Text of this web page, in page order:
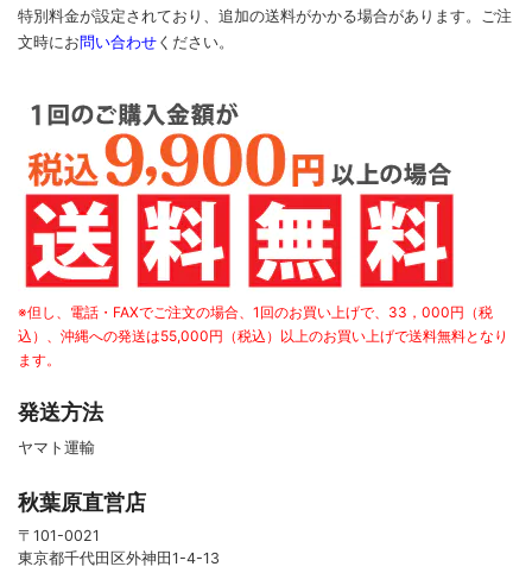
特別料金が設定されており、追加の送料がかかる場合があります。
ご注
文時に お問い合わせ ください。
※但し、電話・FAXでご注文の場合、1回のお買い上げで、33，000円（税
込）、沖縄への発送は55,000円（税込）以上のお買い上げで送料無料となり
ます。
発送方法
ヤマト運輸
秋葉原直営店
〒101-0021
東京都千代田区外神田1-4-13